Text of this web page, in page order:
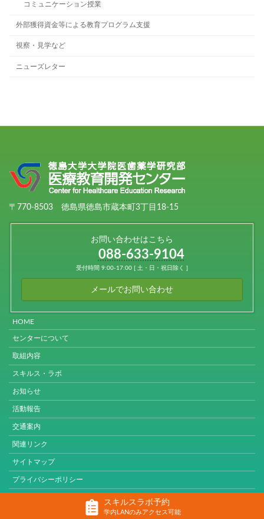
コミュニケーション授業
外部獲得資金等による教育プログラム支援
視察・見学など
ニューズレター
〒770-8503 徳島県徳島市蔵本町3丁目18-15
お問い合わせはこちら
088-633-9104
受付時間 9:00-17:00 [ 土・日・祝日除く ]
メールでお問い合わせ
HOME
センターについて
取組内容
スキルス・ラボ
お知らせ
活動報告
交通案内
関連リンク
サイトマップ
プライバシーポリシー
© 2026 Tokushima University
スキルスラボ予約
学内LANのみアクセス可能